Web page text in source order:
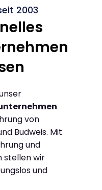
2003
von
Budweis. Mit
und
stellen wir
und